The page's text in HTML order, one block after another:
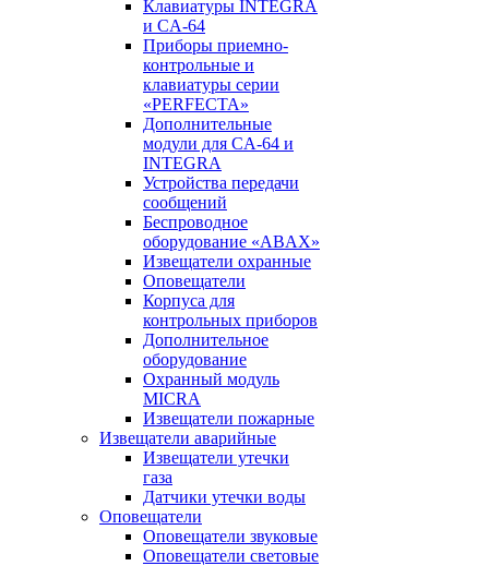
Клавиатуры INTEGRA
и CA-64
Приборы приемно-
контрольные и
клавиатуры серии
«PERFECTA»
Дополнительные
модули для CA-64 и
INTEGRA
Устройства передачи
сообщений
Беспроводное
оборудование «ABAX»
Извещатели охранные
Оповещатели
Корпуса для
контрольных приборов
Дополнительное
оборудование
Охранный модуль
MICRA
Извещатели пожарные
Извещатели аварийные
Извещатели утечки
газа
Датчики утечки воды
Оповещатели
Оповещатели звуковые
Оповещатели световые